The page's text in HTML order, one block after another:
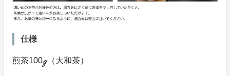
仕様
煎茶100ℊ（大和茶）